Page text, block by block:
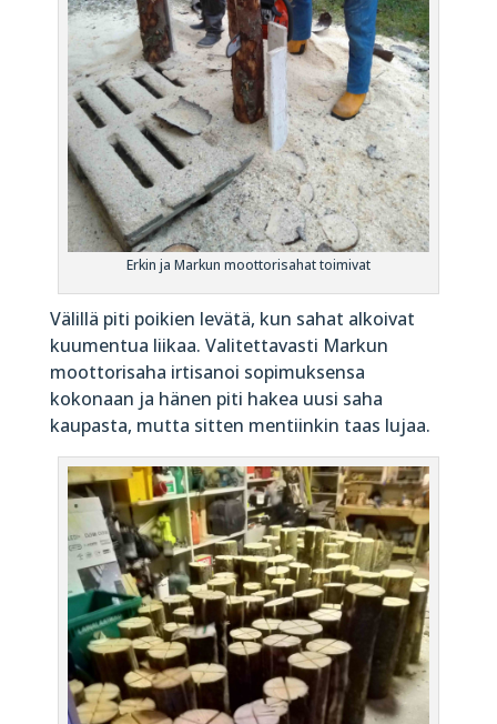
Erkin ja Markun moottorisahat toimivat
Välillä piti poikien levätä, kun sahat alkoivat
kuumentua liikaa. Valitettavasti Markun
moottorisaha irtisanoi sopimuksensa
kokonaan ja hänen piti hakea uusi saha
kaupasta, mutta sitten mentiinkin taas lujaa.